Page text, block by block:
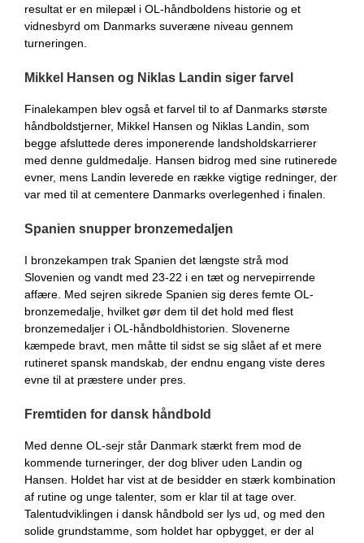
resultat er en milepæl i OL-håndboldens historie og et
vidnesbyrd om Danmarks suveræne niveau gennem
turneringen.
Mikkel Hansen og Niklas Landin siger farvel
Finalekampen blev også et farvel til to af Danmarks største
håndboldstjerner, Mikkel Hansen og Niklas Landin, som
begge afsluttede deres imponerende landsholdskarrierer
med denne guldmedalje. Hansen bidrog med sine rutinerede
evner, mens Landin leverede en række vigtige redninger, der
var med til at cementere Danmarks overlegenhed i finalen.
Spanien snupper bronzemedaljen
I bronzekampen trak Spanien det længste strå mod
Slovenien og vandt med 23-22 i en tæt og nervepirrende
affære. Med sejren sikrede Spanien sig deres femte OL-
bronzemedalje, hvilket gør dem til det hold med flest
bronzemedaljer i OL-håndboldhistorien. Slovenerne
kæmpede bravt, men måtte til sidst se sig slået af et mere
rutineret spansk mandskab, der endnu engang viste deres
evne til at præstere under pres.
Fremtiden for dansk håndbold
Med denne OL-sejr står Danmark stærkt frem mod de
kommende turneringer, der dog bliver uden Landin og
Hansen. Holdet har vist at de besidder en stærk kombination
af rutine og unge talenter, som er klar til at tage over.
Talentudviklingen i dansk håndbold ser lys ud, og med den
solide grundstamme, som holdet har opbygget, er der al